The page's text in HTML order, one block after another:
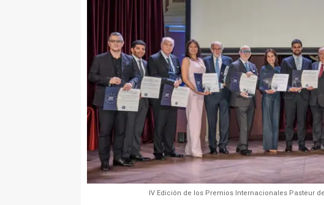
IV Edición de los Premios Internacionales Pasteur